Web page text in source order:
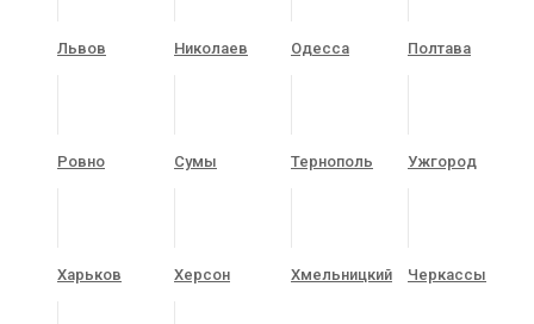
Львов Николаев Одесса Полтава
Ровно Сумы Тернополь Ужгород
Харьков Херсон Хмельницкий Черкассы